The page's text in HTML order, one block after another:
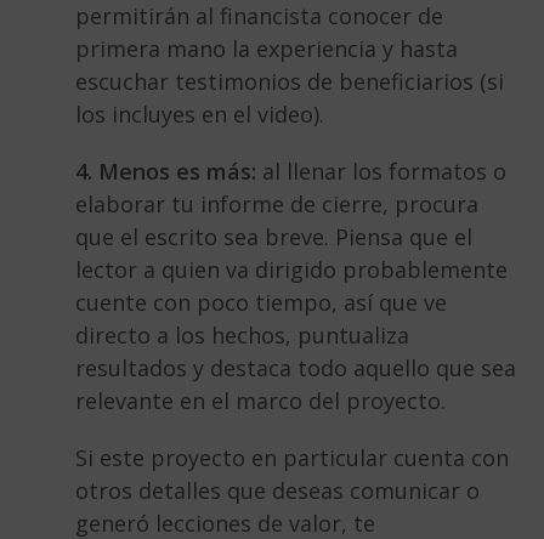
permitirán al financista conocer de
primera mano la experiencia y hasta
escuchar testimonios de beneficiarios (si
los incluyes en el video).
4. Menos es más: al llenar los formatos o
elaborar tu informe de cierre, procura
que el escrito sea breve. Piensa que el
lector a quien va dirigido probablemente
cuente con poco tiempo, así que ve
directo a los hechos, puntualiza
resultados y destaca todo aquello que sea
relevante en el marco del proyecto.
Si este proyecto en particular cuenta con
otros detalles que deseas comunicar o
generó lecciones de valor, te